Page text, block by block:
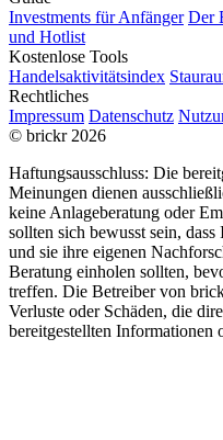
Investments für Anfänger Der
und Hotlist
Kostenlose Tools
Handelsaktivitätsindex
Rechtliches
Impressum Datenschutz
© brickr 2026
Haftungsausschluss: Die
Meinungen dienen
keine Anlageberatung oder
sollten sich bewusst sein,
und sie ihre eigenen
Beratung einholen sollten,
treffen. Die Betreiber von
Verluste oder Schäden, die
bereitgestellten Informationen